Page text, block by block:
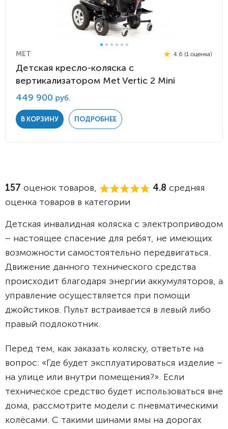
MET 4.6 (1 оценка)
Детская кресло-коляска с
вертикализатором Met Vertic 2 Mini
449 900 руб.
В КОРЗИНУ ПОДРОБНЕЕ
157 оценок товаров, 4.8 средняя
оценка товаров в категории
Детская инвалидная коляска с электроприводом
– настоящее спасение для ребят, не имеющих
возможности самостоятельно передвигаться.
Движение данного технического средства
происходит благодаря энергии аккумуляторов, а
управление осуществляется при помощи
джойстиков. Пульт встраивается в левый либо
правый подлокотник.
Перед тем, как заказать коляску, ответьте на
вопрос: «Где будет эксплуатироваться изделие –
на улице или внутри помещения?». Если
техническое средство будет использоваться вне
дома, рассмотрите модели с пневматическими
колёсами. С такими шинами ямы на дорогах